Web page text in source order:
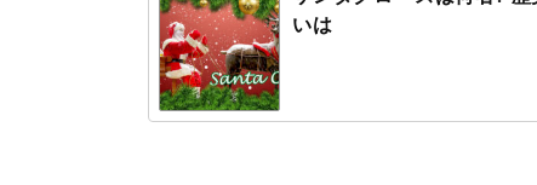
いは